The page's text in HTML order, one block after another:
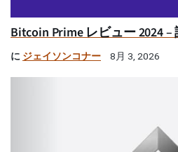
Bitcoin Prime レビュー 2024 –
に ジェイソンコナー 8月 3, 2026